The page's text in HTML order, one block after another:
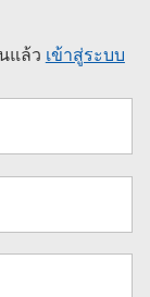
แล้ว เข้าสู่ระบบ